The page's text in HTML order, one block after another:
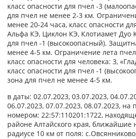
класс опасности для пчел -3
для пчел не менее 2-3 км.
менее 20-24 часа, класс опасности
Альфа КЭ, Циклон КЭ, Клотиамет Дуо
для пчел -1 (высокоопасный).
менее 4-5 км. Ограничение лета
класс опасности для человека: 3,
класс опасности для пчел -1
зона для пчел не менее 4-5 км.
в даты: 02.07.2023, 03.07.2023,
06.07.2023, 07.07.2023, 08.07.2023, на
номером: 22:57:110201:1722,
районе Алтайского края, ближайшие
радиусе 10 км от поля: